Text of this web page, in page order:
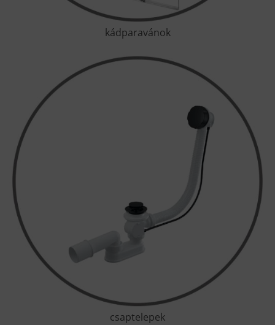
kádparavánok
csaptelepek